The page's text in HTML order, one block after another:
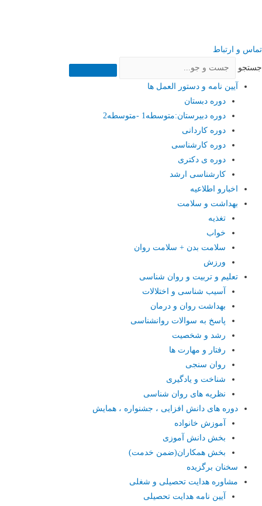
تماس و ارتباط
جستجو
آیین نامه و دستور العمل ها
دوره دبستان
دوره دبیرستان:متوسطه1 -متوسطه2
دوره کاردانی
دوره کارشناسی
دوره ی دکتری
کارشناسی ارشد
اخبارو اطلاعیه
بهداشت و سلامت
تغذیه
خواب
سلامت بدن + سلامت روان
ورزش
تعلیم و تربیت و روان شناسی
آسیب شناسی و اختلالات
بهداشت روان و درمان
پاسخ به سوالات روانشناسی
رشد و شخصیت
رفتار و مهارت ها
روان سنجی
شناخت و یادگیری
نظریه های روان شناسی
دوره های دانش افزایی ، جشنواره ، همایش
آموزش خانواده
بخش دانش آموزی
بخش همکاران(ضمن خدمت)
سخنان برگزیده
مشاوره هدایت تحصیلی و شغلی
آیین نامه هدایت تحصیلی